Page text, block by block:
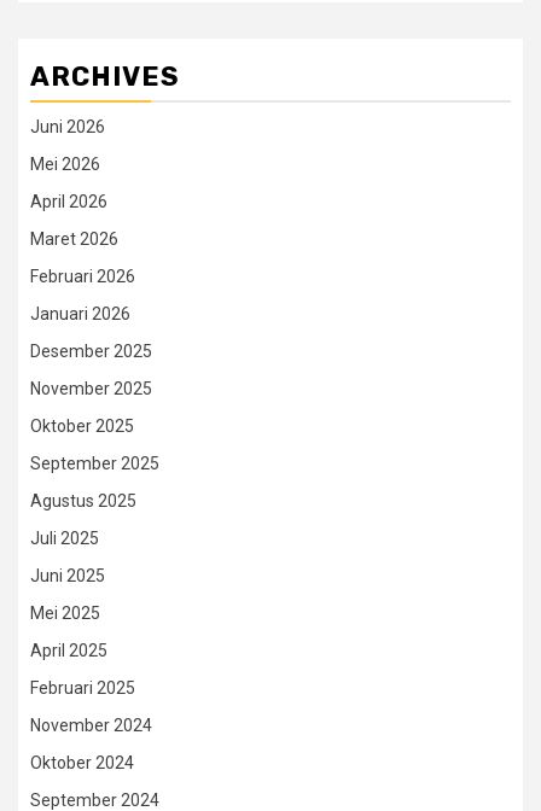
ARCHIVES
Juni 2026
Mei 2026
April 2026
Maret 2026
Februari 2026
Januari 2026
Desember 2025
November 2025
Oktober 2025
September 2025
Agustus 2025
Juli 2025
Juni 2025
Mei 2025
April 2025
Februari 2025
November 2024
Oktober 2024
September 2024